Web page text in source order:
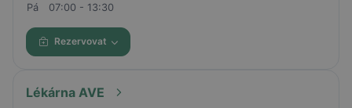
Pá
07:00 - 13:30
Rezervovat
Lékárna AVE